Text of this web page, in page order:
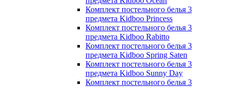
Комплект постельного белья 3
предмета Kidboo Princess
Комплект постельного белья 3
предмета Kidboo Rabitto
Комплект постельного белья 3
предмета Kidboo Spring Saten
Комплект постельного белья 3
предмета Kidboo Sunny Day
Комплект постельного белья 3